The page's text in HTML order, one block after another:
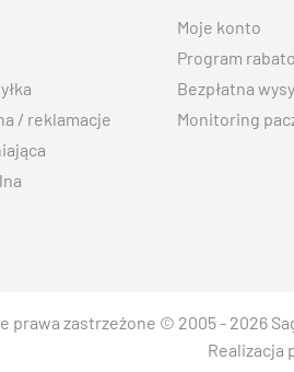
/ reklamacje
Moje konto
Program
Bezpłatna
Monitoring
prawa zastrzeżone © 2005 - 2026
Realizacja